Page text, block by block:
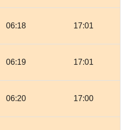
06:18 17:01
06:19 17:01
06:20 17:00